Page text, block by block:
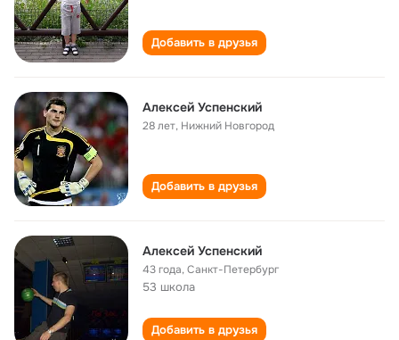
Добавить в друзья
Алексей Успенский
28 лет, Нижний Новгород
Добавить в друзья
Алексей Успенский
43 года,Санкт-Петербург
53 школа
Добавить в друзья